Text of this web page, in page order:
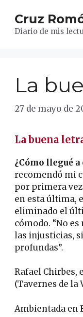
contenido
Cruz
Diario de mis
La
27 de mayo de
La buena
¿Cómo llegué
recomendó mi
por primera vez
en esta última,
eliminado el
cómodo. “No
las injusticias,
profundas”.
Rafael Chirbes,
(Tavernes de la
Ambientada en